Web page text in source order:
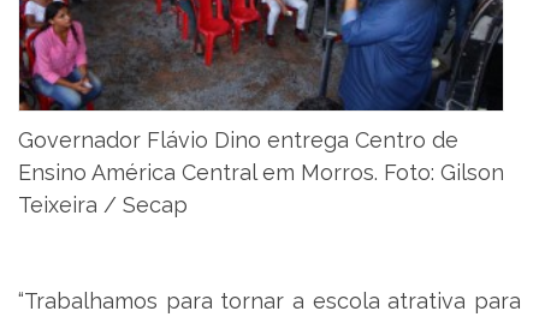
Governador Flávio Dino entrega Centro de
Ensino América Central em Morros. Foto: Gilson
Teixeira / Secap
“Trabalhamos para tornar a escola atrativa para